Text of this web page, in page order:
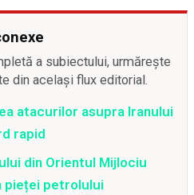
a subiectului, urmărește
din același flux editorial.
atacurilor asupra Iranului
rapid
din Orientul Mijlociu
pieței petrolului